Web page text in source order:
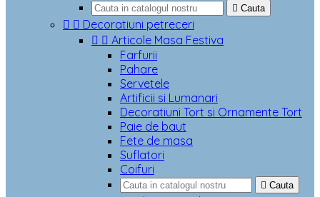
 Cauta
  Decoratiuni petreceri
  Articole Masa Festiva
Farfurii
Pahare
Servetele
Artificii si Lumanari
Decoratiuni Tort si Ornamente Tort
Paie de baut
Fete de masa
Suflatori
Coifuri
 Cauta